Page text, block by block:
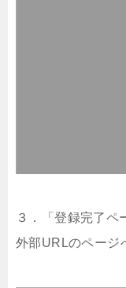
３．「登録完了ペ
外部URLのページ